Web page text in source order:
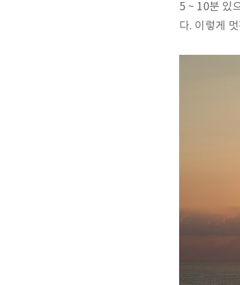
5 ~ 10분 있
다. 이렇게